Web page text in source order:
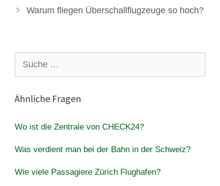
Warum fliegen Überschallflugzeuge so hoch?
nach:
Ähnliche Fragen
Wo ist die Zentrale von CHECK24?
Was verdient man bei der Bahn in der Schweiz?
Wie viele Passagiere Zürich Flughafen?